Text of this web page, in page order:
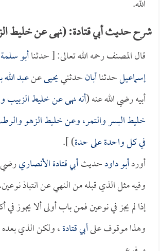
الله.
شرح حديث أبي قتادة: (نهى عن خليط
قال المصنف رحمه الله تعالى: [ حدثناأبو
إسماعيلحدثناأبانحدثنييحيىعنعبد الله
أبيه رضي الله عنه (أنه نهى عن خليط الزبيب
خليط البسر والتمر، وعن خليط الزهو
في كل واحدة على حدة) ].
أوردأبو داودحديثأبي قتادة الأنصاريرضي
وفيه مثل الذي قبله من النهي عن انتباذ
إذا لم يجز في نوعين فمن باب أولى ألا يجوز
وهذا موقوف علىأبي قتادة، ولكن الذي بعده